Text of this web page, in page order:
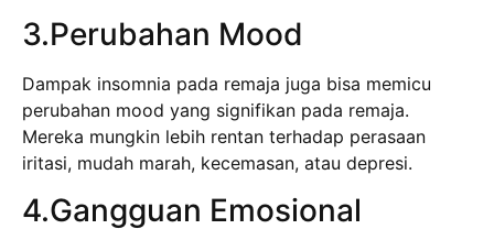
3.Perubahan Mood
Dampak insomnia pada remaja juga bisa memicu
perubahan mood yang signifikan pada remaja.
Mereka mungkin lebih rentan terhadap perasaan
iritasi, mudah marah, kecemasan, atau depresi.
4.Gangguan Emosional